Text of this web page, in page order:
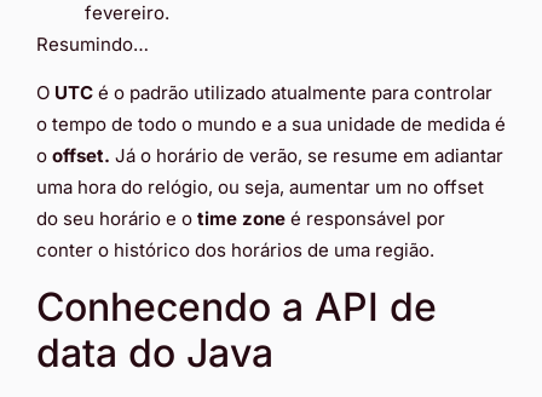
fevereiro.
Resumindo…
O UTC é o padrão utilizado atualmente para controlar
o tempo de todo o mundo e a sua unidade de medida é
o offset. Já o horário de verão, se resume em adiantar
uma hora do relógio, ou seja, aumentar um no offset
do seu horário e o time zone é responsável por
conter o histórico dos horários de uma região.
Conhecendo a API de
data do Java